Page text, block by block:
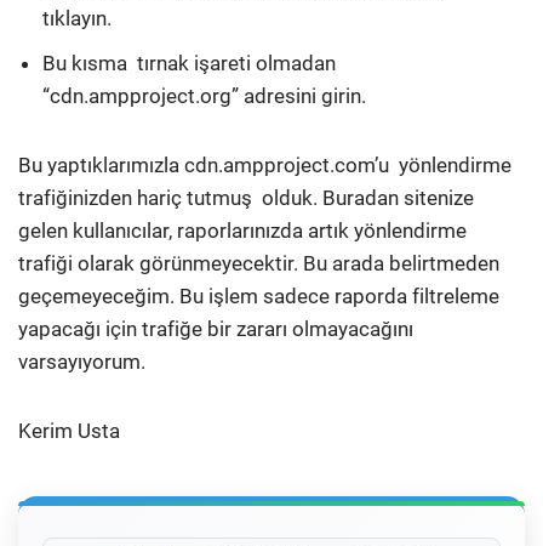
tıklayın.
Bu kısma tırnak işareti olmadan
“cdn.ampproject.org” adresini girin.
Bu yaptıklarımızla cdn.ampproject.com’u yönlendirme
trafiğinizden hariç tutmuş olduk. Buradan sitenize
gelen kullanıcılar, raporlarınızda artık yönlendirme
trafiği olarak görünmeyecektir. Bu arada belirtmeden
geçemeyeceğim. Bu işlem sadece raporda filtreleme
yapacağı için trafiğe bir zararı olmayacağını
varsayıyorum.
Kerim Usta